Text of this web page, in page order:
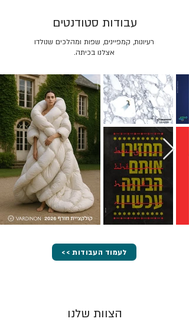
רעיונות, קמפיינים, שפות ומהלכים שנולדו
אצלנו בכיתה.
עבודות סטודנטים
<< לעמוד העבודות
הצוות שלנו